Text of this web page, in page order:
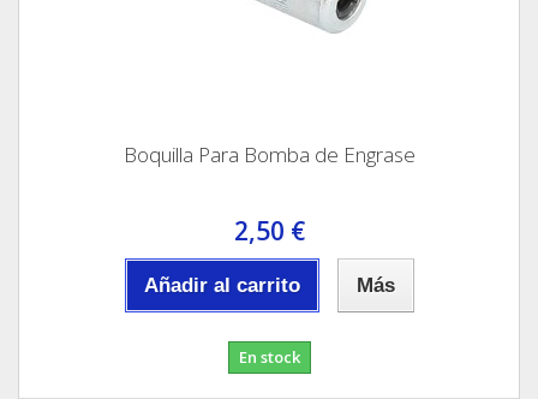
Boquilla Para Bomba de Engrase
2,50 €
Añadir al carrito Más
En stock